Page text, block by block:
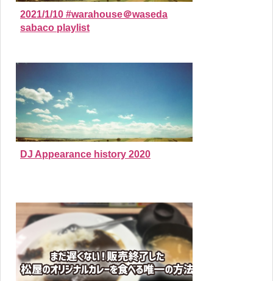
2021/1/10 #warahouse＠waseda
sabaco playlist
DJ Appearance history 2020